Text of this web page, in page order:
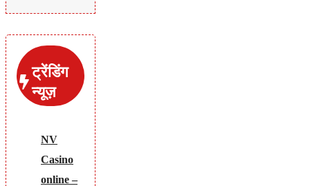
ट्रेंडिंग
न्यूज़
NV
Casino
online –